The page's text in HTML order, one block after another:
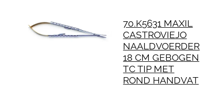
70.K5631 MAXIL
CASTROVIEJO
NAALDVOERDER
18 CM GEBOGEN
TC TIP MET
ROND HANDVAT